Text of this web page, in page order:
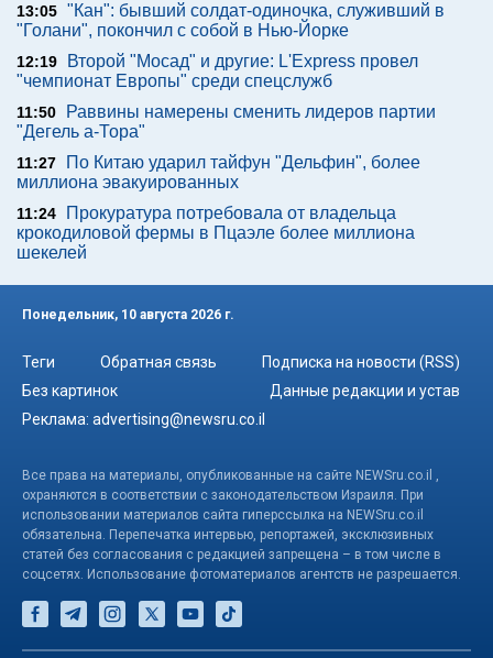
13:05 "Кан": бывший солдат-одиночка, служивший в
"Голани", покончил с собой в Нью-Йорке
12:19
Второй "Мосад" и другие: L'Express провел
"чемпионат Европы" среди спецслужб
11:50
Раввины намерены сменить лидеров партии
"Дегель а-Тора"
11:27
По Китаю ударил тайфун "Дельфин", более
миллиона эвакуированных
11:24
Прокуратура потребовала от владельца
крокодиловой фермы в Пцаэле более миллиона
шекелей
Понедельник, 10 августа 2026 г.
Теги Обратная связь
Подписка на новости (RSS)
Без картинок
Данные редакции и устав
Реклама: advertising@newsru.co.il
Все права на материалы, опубликованные на сайте NEWSru.co.il ,
охраняются в соответствии с законодательством Израиля. При
использовании материалов сайта гиперссылка на NEWSru.co.il
обязательна. Перепечатка интервью, репортажей, эксклюзивных
статей без согласования с редакцией запрещена – в том числе в
соцсетях. Использование фотоматериалов агентств не разрешается.